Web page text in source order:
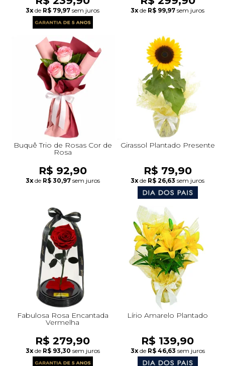
3x de R$ 79,97 sem juros 3x de R$ 99,97 sem juros
Buquê Trio de Rosas Cor de
Rosa
R$ 92,90
3x de R$ 30,97 sem juros
Girassol Plantado Presente
R$ 79,90
3x de R$ 26,63 sem juros
Fabulosa Rosa Encantada
Vermelha
R$ 279,90
3x de R$ 93,30 sem juros
Lírio Amarelo Plantado
R$ 139,90
3x de R$ 46,63 sem juros